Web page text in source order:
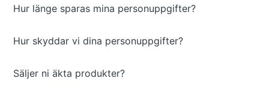
Hur länge sparas mina personuppgifter?
Hur skyddar vi dina personuppgifter?
Säljer ni äkta produkter?